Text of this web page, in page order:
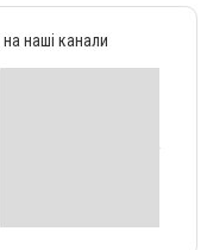
наші канали